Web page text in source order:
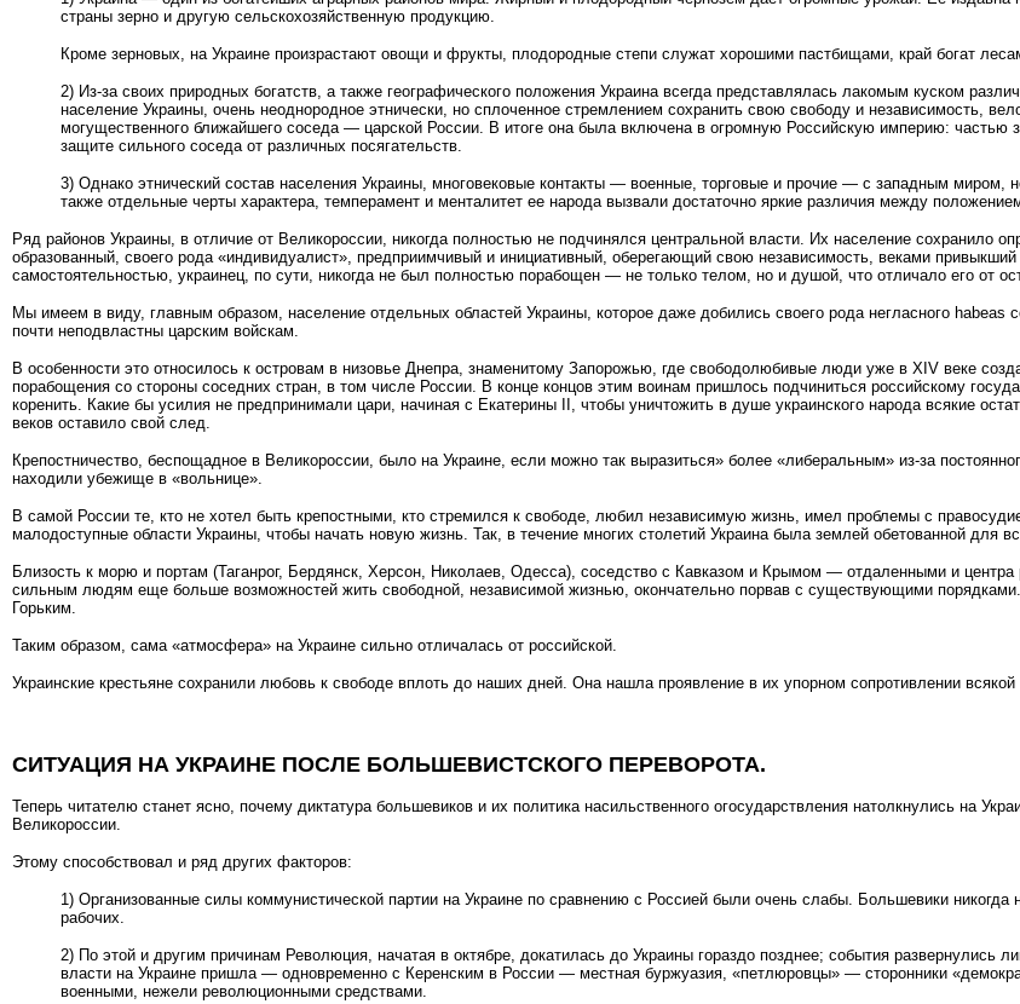
страны зерно и другую сельскохозяйственную продукцию.
Кроме зерновых, на Украине произрастают овощи и фрукты, плодородные степи служат хорошими пастбищами, край богат
2) Из-за своих природных богатств, а также географического положения Украина всегда представлялась лакомым куском
население Украины, очень неоднородное этнически, но сплоченное стремлением сохранить свою свободу и независимость,
могущественного ближайшего соседа — царской России. В итоге она была включена в огромную Российскую империю:
защите сильного соседа от различных посягательств.
3) Однако этнический состав населения Украины, многовековые контакты — военные, торговые и прочие — с западным миром,
также отдельные черты характера, темперамент и менталитет ее народа вызвали достаточно яркие различия между
Ряд районов Украины, в отличие от Великороссии, никогда полностью не подчинялся центральной власти. Их население сохранило
образованный, своего рода «индивидуалист», предприимчивый и инициативный, оберегающий свою независимость, веками
самостоятельностью, украинец, по сути, никогда не был полностью порабощен — не только телом, но и душой, что отличало его от
Мы имеем в виду, главным образом, население отдельных областей Украины, которое даже добились своего рода негласного
почти неподвластны царским войскам.
В особенности это относилось к островам в низовье Днепра, зна­менитому Запорожью, где свободолюбивые люди уже в XIV веке
порабощения со стороны соседних стран, в том числе России. В конце концов этим воинам пришлось подчиниться российскому
коренить. Какие бы усилия не предпринимали цари, начиная с Екате­рины II, чтобы уничтожить в душе украинского народа всякие
веков оставило свой след.
Крепостничество, беспощадное в Великороссии, было на Украине, если можно так выразиться» более «либеральным» из-за
находили убежище в «вольнице».
В самой России те, кто не хотел быть крепостными, кто стремился к свободе, любил независимую жизнь, имел проблемы с
малодоступные области Украины, чтобы начать новую жизнь. Так, в течение многих столетий Украина была землей обетованной для
Близость к морю и портам (Таганрог, Бердянск, Херсон, Никола­ев, Одесса), соседство с Кавказом и Крымом — отдаленными и
сильным людям еще больше возможностей жить свободной, независимой жизнью, окончательно порвав с существующими
Горьким.
Таким образом, сама «атмосфера» на Украине сильно отличалась от российской.
Украинские крестьяне сохранили любовь к свободе вплоть до наших дней. Она нашла проявление в их упорном сопротивлении
СИТУАЦИЯ НА УКРАИНЕ ПОСЛЕ БОЛЬШЕВИСТСКОГО ПЕРЕВОРОТА.
Теперь читателю станет ясно, почему диктатура большевиков и их политика насильственного огосударствления натолкнулись на
Великороссии.
Этому способствовал и ряд других факторов:
1) Организованные силы коммунистической партии на Украине по сравнению с Россией были очень слабы. Большевики
рабочих.
2) По этой и другим причинам Революция, начатая в октябре, докатилась до Украины гораздо позднее; события развернулись
власти на Украине пришла — одновременно с Керенским в России — местная буржуазия, «петлюровцы» — сторонники
военными, нежели революционными средствами.